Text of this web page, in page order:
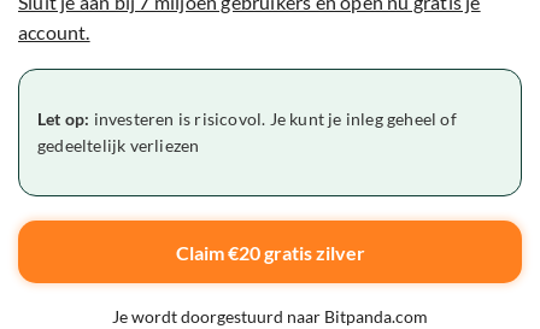
account.
Let op: investeren is risicovol. Je kunt je inleg geheel of
gedeeltelijk verliezen
Claim €20 gratis zilver
Je wordt doorgestuurd naar Bitpanda.com